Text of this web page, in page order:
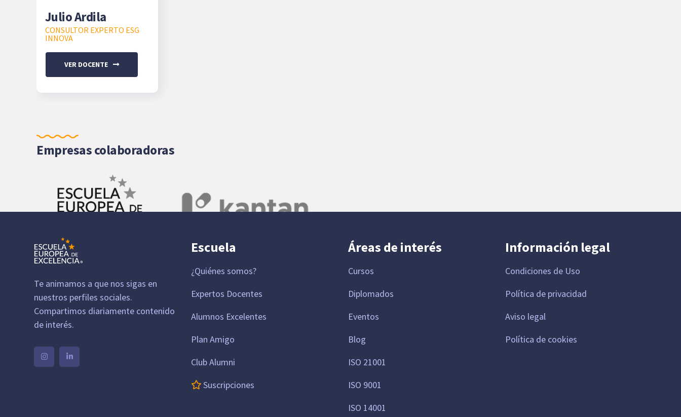
Julio Ardila
CONSULTOR EXPERTO ESG
INNOVA
VER DOCENTE
Empresas colaboradoras
Te animamos a que nos sigas en
nuestros perfiles sociales.
Compartimos diariamente contenido
de interés.
Escuela
¿Quiénes somos?
Expertos Docentes
Alumnos Excelentes
Plan Amigo
Club Alumni
Suscripciones
Áreas de interés
Cursos
Diplomados
Eventos
Blog
ISO 21001
ISO 9001
ISO 14001
Información legal
Condiciones de Uso
Política de privacidad
Aviso legal
Política de cookies